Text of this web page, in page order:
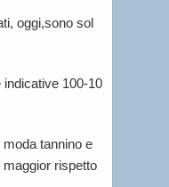
oggi,sono sol
indicative 100-10
tannino e
maggior rispetto